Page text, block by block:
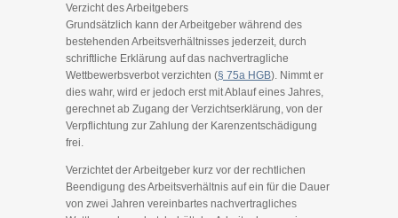
Verzicht des Arbeitgebers
Grundsätzlich kann der Arbeitgeber während des
bestehenden Arbeitsverhältnisses jederzeit, durch
schriftliche Erklärung auf das nachvertragliche
Wettbewerbsverbot verzichten (§ 75a HGB). Nimmt er
dies wahr, wird er jedoch erst mit Ablauf eines Jahres,
gerechnet ab Zugang der Verzichtserklärung, von der
Verpflichtung zur Zahlung der Karenzentschädigung
frei.
Verzichtet der Arbeitgeber kurz vor der rechtlichen
Beendigung des Arbeitsverhältnis auf ein für die Dauer
von zwei Jahren vereinbartes nachvertragliches